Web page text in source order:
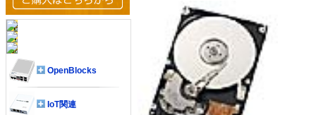
OpenBlocks
IoT関連